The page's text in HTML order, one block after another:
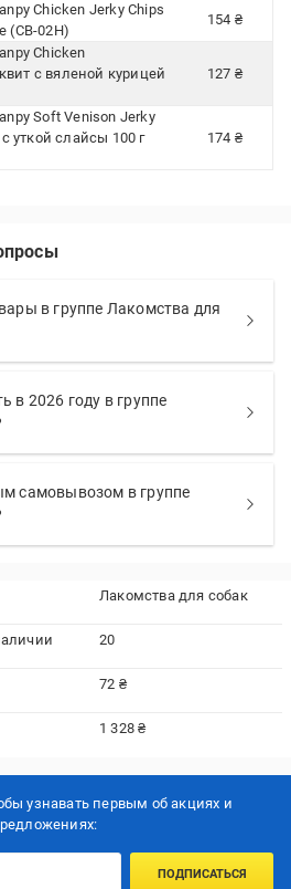
Chicken Jerky Chips
(CB-02H)
154 ₴
Chicken
с вяленой курицей
127 ₴
Soft Venison Jerky
уткой слайсы 100 г
174 ₴
в группе Лакомства для
в 2026 году в группе
самовывозом в группе
Лакомства для собак
20
72 ₴
1 328 ₴
узнавать первым об акцияx и
ПОДПИСАТЬСЯ